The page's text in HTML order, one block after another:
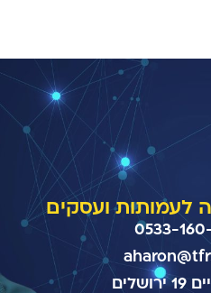
לעמותות ועסקים
0533-